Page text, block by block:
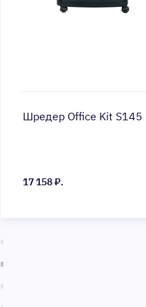
Шредер Office Kit S145
17 158 ₽.